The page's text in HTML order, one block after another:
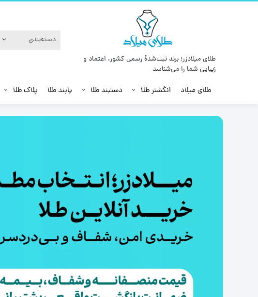
طلای میلادزر؛ برند ثبت‌شدهٔ رسمی کشور، اعتماد و
زیبایی شما را می‌شناسد
طلای میلاد انگشتر طلا دستبند طلا پابند طلا پلاک طلا